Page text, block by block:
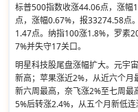
标普500指数收涨44.06点，涨幅
点，涨幅0.67%，报33274.58点
1.47点。纳指100涨1.8%，罗素
7%并失守17关口。
明星科技股尾盘涨幅扩大。元宇
新高；苹果涨近2%，从近六个
新六周最高，奈飞涨2%至七周
5%后转涨2.4%，从五个月新低连